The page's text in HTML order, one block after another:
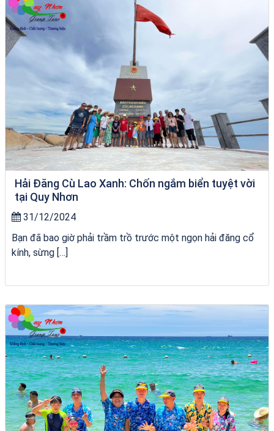
Hải Đăng Cù Lao Xanh: Chốn ngắm biển tuyệt vời
tại Quy Nhơn
31/12/2024
Bạn đã bao giờ phải trầm trồ trước một ngọn hải đăng cổ
kính, sừng […]
du thuyền trên biển Quy Nhơn